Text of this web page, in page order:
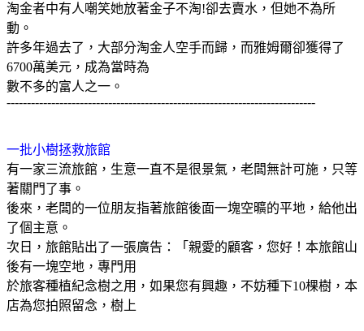
淘金者中有人嘲笑她放著金子不淘!卻去賣水，但她不為所
動。
許多年過去了，大部分淘金人空手而歸，而雅姆爾卻獲得了
6700萬美元，成為當時為
數不多的富人之一。
----------------------------------------------------------------------------
一批小樹拯救旅館
有一家三流旅館，生意一直不是很景氣，老闆無計可施，只等
著關門了事。
後來，老闆的一位朋友指著旅館後面一塊空曠的平地，給他出
了個主意。
次日，旅館貼出了一張廣告：「親愛的顧客，您好！本旅館山
後有一塊空地，專門用
於旅客種植紀念樹之用，如果您有興趣，不妨種下10棵樹，本
店為您拍照留念，樹上